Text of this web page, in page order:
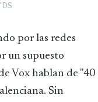
DS
por las redes
un supuesto
Vox hablan de "40
Sin